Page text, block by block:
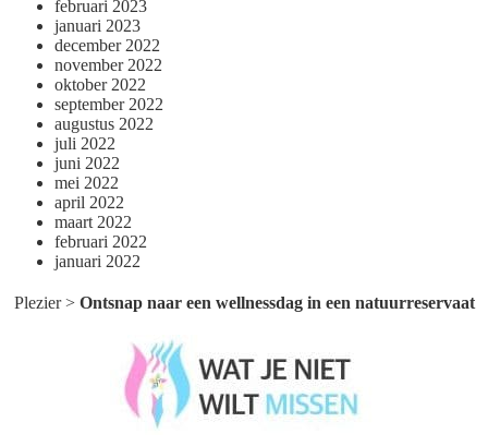
februari 2023
januari 2023
december 2022
november 2022
oktober 2022
september 2022
augustus 2022
juli 2022
juni 2022
mei 2022
april 2022
maart 2022
februari 2022
januari 2022
Plezier> Ontsnap naar een wellnessdag in een natuurreservaat